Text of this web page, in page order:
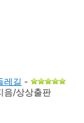
레길 -
음/상상출판